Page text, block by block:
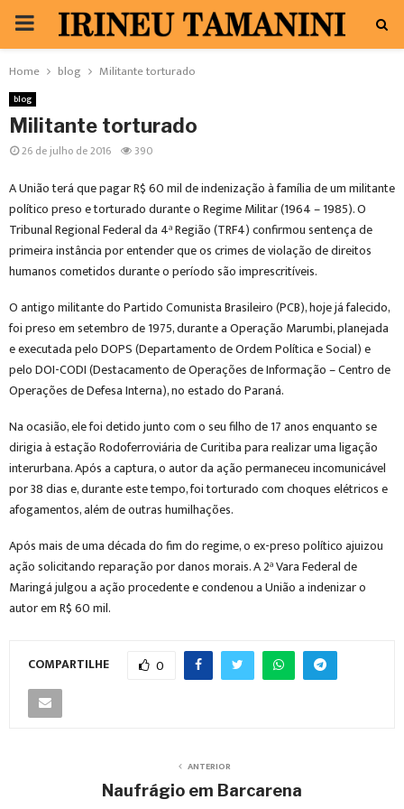
PRIMARY
MENU
Home blog Militante torturado
blog
Militante torturado
26 de julho de 2016 390
A União terá que pagar R$ 60 mil de indenização à família de um militante
político preso e torturado durante o Regime Militar (1964 – 1985). O
Tribunal Regional Federal da 4ª Região (TRF4) confirmou sentença de
primeira instância por entender que os crimes de violação de direitos
humanos cometidos durante o período são imprescritíveis.
O antigo militante do Partido Comunista Brasileiro (PCB), hoje já falecido,
foi preso em setembro de 1975, durante a Operação Marumbi, planejada
e executada pelo DOPS (Departamento de Ordem Política e Social) e
pelo DOI-CODI (Destacamento de Operações de Informação – Centro de
Operações de Defesa Interna), no estado do Paraná.
Na ocasião, ele foi detido junto com o seu filho de 17 anos enquanto se
dirigia à estação Rodoferroviária de Curitiba para realizar uma ligação
interurbana. Após a captura, o autor da ação permaneceu incomunicável
por 38 dias e, durante este tempo, foi torturado com choques elétricos e
afogamentos, além de outras humilhações.
Após mais de uma década do fim do regime, o ex-preso político ajuizou
ação solicitando reparação por danos morais. A 2ª Vara Federal de
Maringá julgou a ação procedente e condenou a União a indenizar o
autor em R$ 60 mil.
COMPARTILHE 0
ANTERIOR
Naufrágio em Barcarena